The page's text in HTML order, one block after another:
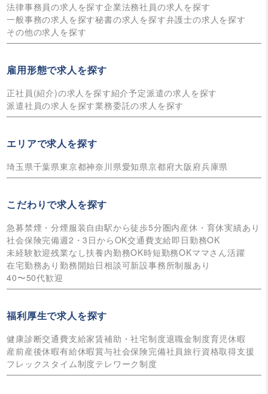
法律事務員の求人を探す企業法務社員の求人を探す
一般事務の求人を探す秘書の求人を探す弁護士の求人を探す
その他の求人を探す
雇用形態で求人を探す
正社員(紹介)の求人を探す紹介予定派遣の求人を探す
派遣社員の求人を探す業務委託の求人を探す
エリアで求人を探す
埼玉県千葉県東京都神奈川県愛知県京都府大阪府兵庫県
こだわりで求人を探す
急募禁煙・分煙服装自由駅から徒歩5分圏内産休・育休実績あり
社会保険完備週2・3日からOK交通費支給即日勤務OK
未経験歓迎残業なし扶養内勤務OK時短勤務OKママさん活躍
在宅勤務あり勤務開始日相談可新設事務所制服あり
40〜50代歓迎
福利厚生で求人を探す
健康診断交通費支給家賃補助・社宅制度退職金制度育児休暇
産前産後休暇有給休暇賞与社会保険完備社員旅行資格取得支援
フレックスタイム制度テレワーク制度